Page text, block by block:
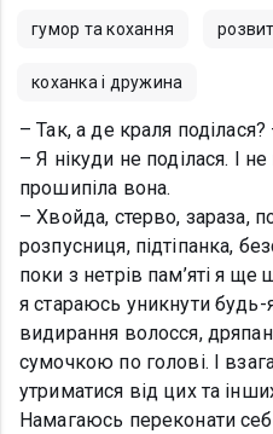
гумор та кохання
коханка і дружина
– Так, а де краля
– Я нікуди не поділася. І
прошипіла вона.
– Хвойда, стерво, зараза,
розпусниця, підтіпанка,
поки з нетрів пам’яті я
я стараюсь уникнути будь-
видирання волосся,
сумочкою по голові. І
утриматися від цих та
Намагаюсь переконати